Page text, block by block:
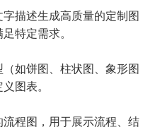
描述生成高质量的定制图
特定需求。
如饼图、柱状图、象形图
图表。
程图，用于展示流程、结